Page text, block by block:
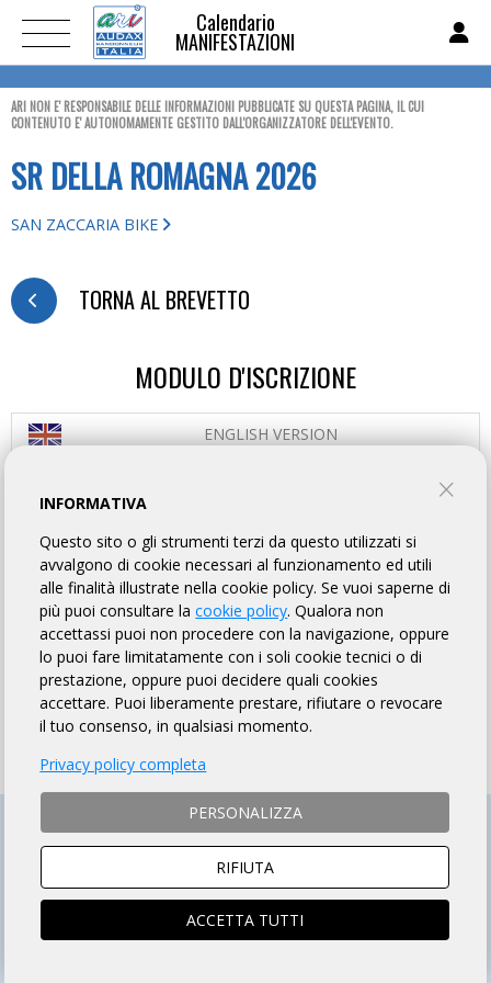
Calendario
MANIFESTAZIONI
ARI NON E' RESPONSABILE DELLE INFORMAZIONI PUBBLICATE SU QUESTA PAGINA, IL CUI
CONTENUTO E' AUTONOMAMENTE GESTITO DALL'ORGANIZZATORE DELL'EVENTO.
SR DELLA ROMAGNA 2026
SAN ZACCARIA BIKE
TORNA AL BREVETTO
MODULO D'ISCRIZIONE
ENGLISH VERSION
MODALITÀ DI PAGAMENTO
SOCIO ARI
ACCEDI e si aprirà la scheda
iscrizione compilata
NON SOCIO ARI
Prosegui per iscriverti al
brevetto
INFORMATIVA
Questo sito o gli strumenti terzi da questo utilizzati si
avvalgono di cookie necessari al funzionamento ed utili
alle finalità illustrate nella cookie policy. Se vuoi saperne di
più puoi consultare lacookie policy. Qualora non
accettassi puoi non procedere con la navigazione, oppure
lo puoi fare limitatamente con i soli cookie tecnici o di
prestazione, oppure puoi decidere quali cookies
accettare. Puoi liberamente prestare, rifiutare o revocare
il tuo consenso, in qualsiasi momento.
Privacy policy completa
PERSONALIZZA
RIFIUTA
ACCETTA TUTTI